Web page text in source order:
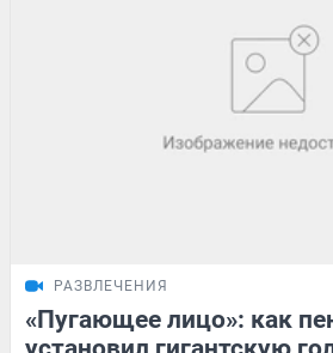
РАЗВЛЕЧЕНИЯ
«Пугающее лицо»: как